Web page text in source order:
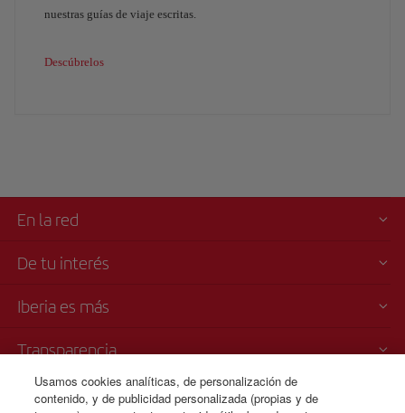
nuestras guías de viaje escritas.
Descúbrelos
En la red
De tu interés
Iberia es más
Transparencia
Venta telefónica
Usamos cookies analíticas, de personalización de
contenido, y de publicidad personalizada (propias y de